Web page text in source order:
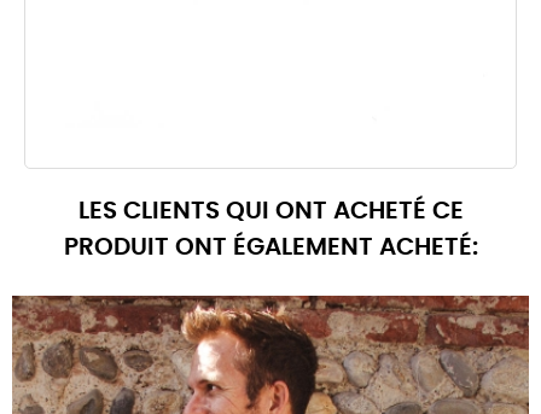
LES CLIENTS QUI ONT ACHETÉ CE
PRODUIT ONT ÉGALEMENT ACHETÉ: